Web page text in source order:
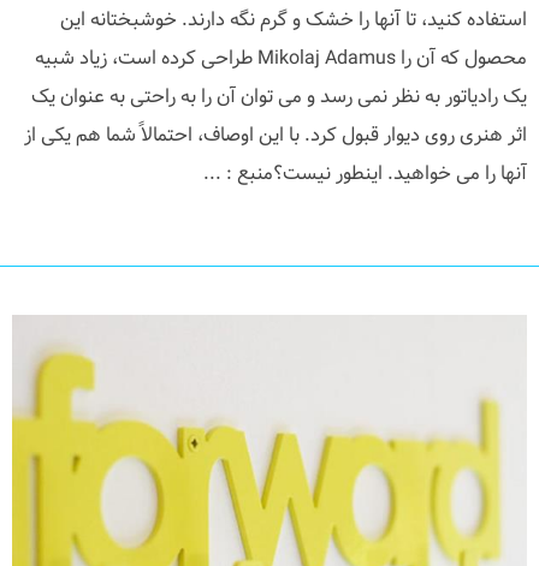
استفاده کنید، تا آنها را خشک و گرم نگه دارند. خوشبختانه این
محصول که آن را Mikolaj Adamus طراحی کرده است، زیاد شبیه
یک رادیاتور به نظر نمی رسد و می توان آن را به راحتی به عنوان یک
اثر هنری روی دیوار قبول کرد. با این اوصاف، احتمالاً شما هم یکی از
آنها را می خواهید. اینطور نیست؟منبع : ...